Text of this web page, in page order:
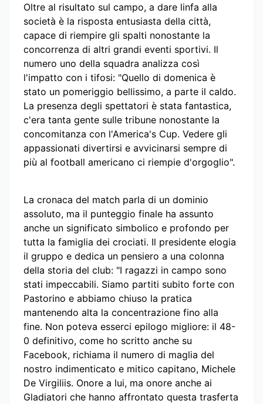
Oltre al risultato sul campo, a dare linfa alla
società è la risposta entusiasta della città,
capace di riempire gli spalti nonostante la
concorrenza di altri grandi eventi sportivi. Il
numero uno della squadra analizza così
l'impatto con i tifosi: "Quello di domenica è
stato un pomeriggio bellissimo, a parte il caldo.
La presenza degli spettatori è stata fantastica,
c'era tanta gente sulle tribune nonostante la
concomitanza con l'America's Cup. Vedere gli
appassionati divertirsi e avvicinarsi sempre di
più al football americano ci riempie d'orgoglio".
La cronaca del match parla di un dominio
assoluto, ma il punteggio finale ha assunto
anche un significato simbolico e profondo per
tutta la famiglia dei crociati. Il presidente elogia
il gruppo e dedica un pensiero a una colonna
della storia del club: "I ragazzi in campo sono
stati impeccabili. Siamo partiti subito forte con
Pastorino e abbiamo chiuso la pratica
mantenendo alta la concentrazione fino alla
fine. Non poteva esserci epilogo migliore: il 48-
0 definitivo, come ho scritto anche su
Facebook, richiama il numero di maglia del
nostro indimenticato e mitico capitano, Michele
De Virgiliis. Onore a lui, ma onore anche ai
Gladiatori che hanno affrontato questa trasferta